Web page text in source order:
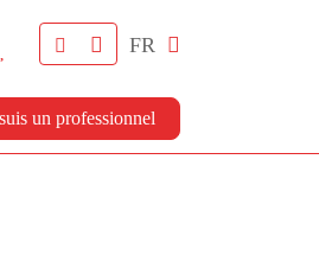
FR
un professionnel